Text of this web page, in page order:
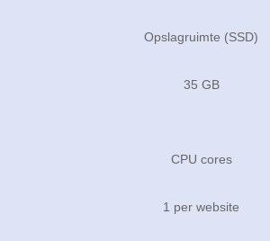
Opslagruimte (SSD)
35 GB
CPU cores
1 per website